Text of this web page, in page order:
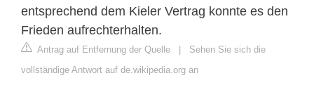
entsprechend dem Kieler Vertrag konnte es den
Frieden aufrechterhalten.
Antrag auf Entfernung der Quelle | Sehen Sie sich die
vollständige Antwort auf de.wikipedia.org an